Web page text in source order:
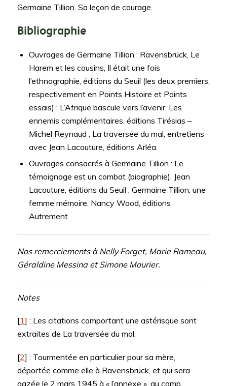
Germaine Tillion. Sa leçon de courage.
Bibliographie
Ouvrages de Germaine Tillion : Ravensbrück, Le
Harem et les cousins, Il était une fois
l’ethnographie, éditions du Seuil (les deux premiers,
respectivement en Points Histoire et Points
essais) ; L’Afrique bascule vers l’avenir, Les
ennemis complémentaires, éditions Tirésias –
Michel Reynaud ; La traversée du mal, entretiens
avec Jean Lacouture, éditions Arléa.
Ouvrages consacrés à Germaine Tillion : Le
témoignage est un combat (biographie), Jean
Lacouture, éditions du Seuil ; Germaine Tillion, une
femme mémoire, Nancy Wood, éditions
Autrement
Nos remerciements à Nelly Forget, Marie Rameau,
Géraldine Messina et Simone Mourier.
Notes
[1] : Les citations comportant une astérisque sont
extraites de La traversée du mal.
[2] : Tourmentée en particulier pour sa mère,
déportée comme elle à Ravensbrück, et qui sera
gazée le 2 mars 1945 à « l’annexe », au camp